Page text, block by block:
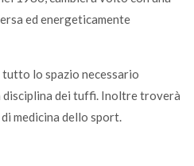
ed energeticamente
lo spazio necessario
disciplina dei tuffi. Inoltre troverà
medicina dello sport.